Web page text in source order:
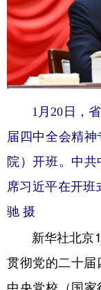
1月20日，
届四中全会精
院）开班。中
席习近平在开
驰 摄
新华社北京1
贯彻党的二十
中央党校（国家